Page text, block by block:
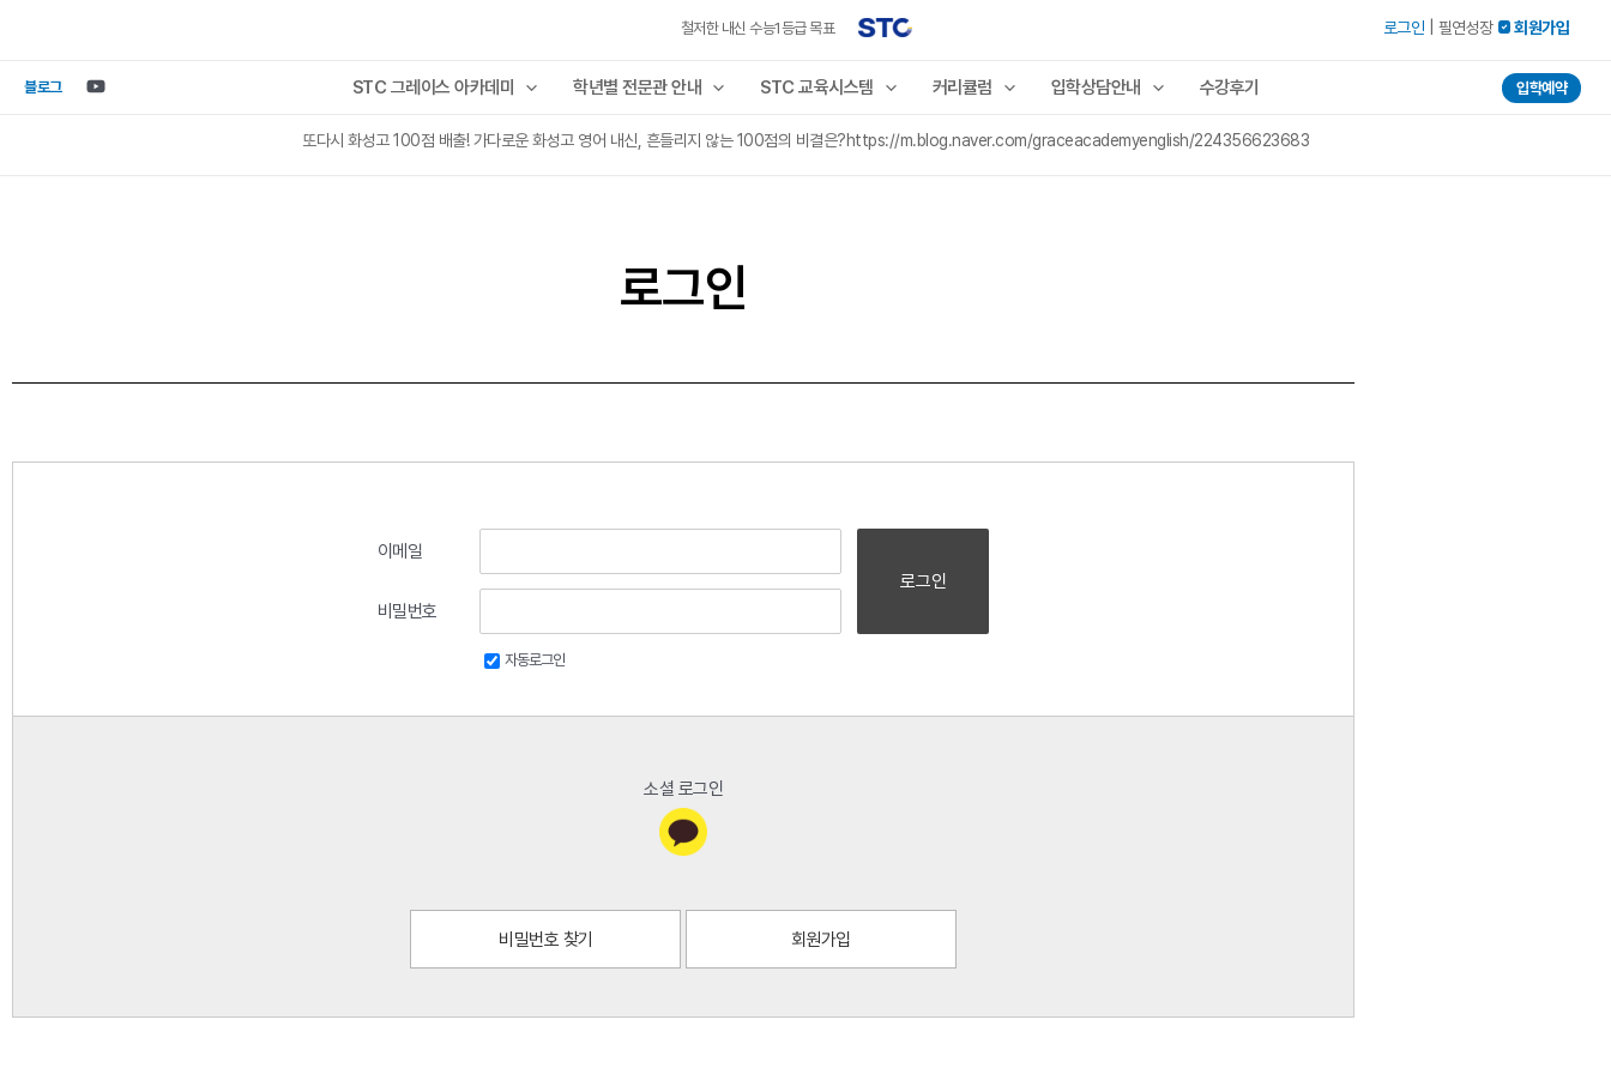
철저한 내신 수능1등급 목표 로그인 필연성장  회원가입
블로그 STC 그레이스 아카데미 학년별 전문관 안내 STC 교육시스템 커리큘럼 입학상담안내 수강후기 입학예약
또다시 화성고 100점 배출! 가다로운 화성고 영어 내신, 흔들리지 않는 100점의 비결은?https://m.blog.naver.com/graceacademyenglish/224356623683
로그인
이메일
비밀번호
자동로그인
로그인
소셜 로그인
비밀번호 찾기 회원가입